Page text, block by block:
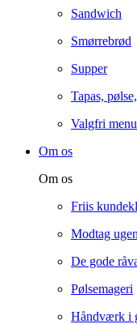
Sandwich
Smørrebrød
Supper
Tapas,
Valgfri menu
Om os
Om os
Friis
Modtag
De gode
Pølsemageri
Håndværk i